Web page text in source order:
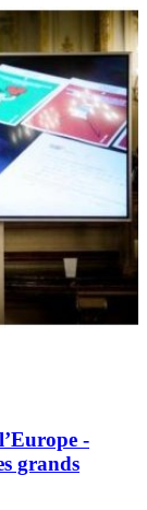
-
grands